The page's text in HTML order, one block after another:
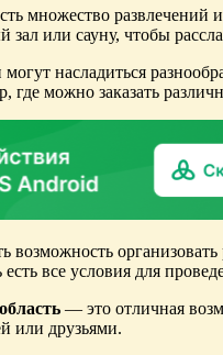
множество развлечений
или сауну, чтобы
могут насладиться
где можно заказать
возможность
все условия для
— это отличная
или друзьями.